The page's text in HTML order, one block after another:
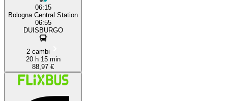
06:15
Bologna Central Station
06:55
DUISBURGO
2 cambi
20 h 15 min
88,97 €